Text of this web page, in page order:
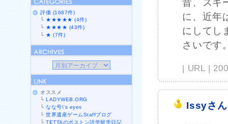
昔、スキ
に、近年
にしてし
さいです
| URL |
Issyさ
評価 (1687件)
└ ★★★★★ (4件)
└ ★★★★ (43件)
└ ★ (7件)
オススメ
└LADYWEB.ORG
└なな号\'s eyes
└世界遺産ゲームStaffブログ
└TETTAのボストン語学留学日記